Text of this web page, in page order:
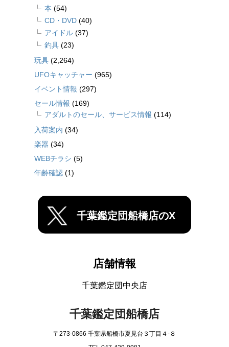
本 (54)
CD・DVD (40)
アイドル (37)
釣具 (23)
玩具 (2,264)
UFOキャッチャー (965)
イベント情報 (297)
セール情報 (169)
アダルトのセール、サービス情報 (114)
入荷案内 (34)
楽器 (34)
WEBチラシ (5)
年齢確認 (1)
千葉鑑定団船橋店のX
店舗情報
千葉鑑定団中央店
千葉鑑定団船橋店
〒273-0866 千葉県船橋市夏見台３丁目４-８